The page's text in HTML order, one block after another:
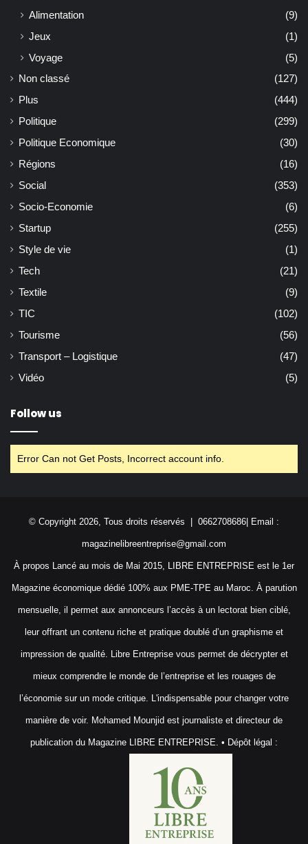
Alimentation
(9)
Jeux
(1)
Voyage
(5)
Non classé
(127)
Plus
(444)
Politique
(299)
Politique Economique
(30)
Régions
(16)
Social
(353)
Socio-Economie
(6)
Startup
(255)
Style de vie
(1)
Tech
(21)
Textile
(9)
TIC
(102)
Tourisme
(56)
Transport – Logistique
(47)
Vidéo
(5)
Follow us
Error Can not Get Posts, Incorrect account info.
© Copyright 2026, Tous droits réservés | 0662708686| Email :
magazinelibreentreprise@gmail.com
À propos Lancé au mois de Mai 2015, LIBRE ENTREPRISE est le 1er
Magazine économique dédié 100% aux PME-TPE au Maroc. À parution
mensuelle, il permet aux annonceurs l’accès à un lectorat bien ciblé,
leur offrant un contenu riche et pratique doublé d’un graphisme et
impression de qualité. Libre Entreprise vous permet de décrypter et
mieux comprendre le monde de l’entreprise et les rouages de
l’économie sur un mode critique. L'indispensable pour changer votre
manière de voir. Mohamed Mounjid est journaliste et directeur de
publication du Magazine LIBRE ENTREPRISE. • Dépôt légal :